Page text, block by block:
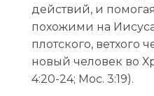
действий, и
похожими на
плотского, ветхого
новый человек во
4:20-24; Мос. 3:19).